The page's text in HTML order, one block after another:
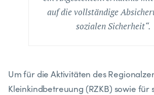
auf die vollständige
sozialen Sicherheit“.
Um für die Aktivitäten des
Kleinkindbetreuung (RZKB) sowie für